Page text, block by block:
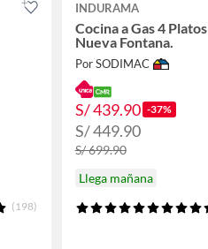
(198)
INDURAMA
Cocina a Gas 4 Platos
Nueva Fontana.
Por SODIMAC
S/ 439.90 -37%
S/ 449.90
S/ 699.90
Llega mañana